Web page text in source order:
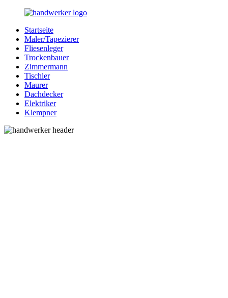
Zurück
Inhalt
Bessere-
Handwerker.de
Handwerker
Ihrer
Nähe
Startseite
Maler/Tapezierer
Fliesenleger
Trockenbauer
Zimmermann
Tischler
Maurer
Dachdecker
Elektriker
Klempner